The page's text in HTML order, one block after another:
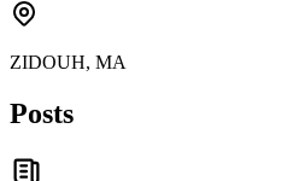
ZIDOUH, MA
Posts